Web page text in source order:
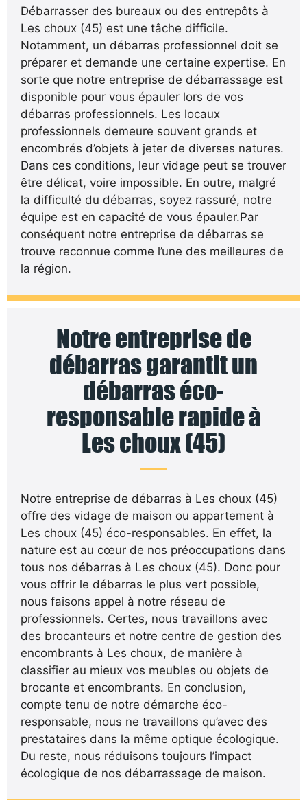
Débarrasser des bureaux ou des entrepôts à
Les choux (45) est une tâche difficile.
Notamment, un débarras professionnel doit se
préparer et demande une certaine expertise. En
sorte que notre entreprise de débarrassage est
disponible pour vous épauler lors de vos
débarras professionnels. Les locaux
professionnels demeure souvent grands et
encombrés d’objets à jeter de diverses natures.
Dans ces conditions, leur vidage peut se trouver
être délicat, voire impossible. En outre, malgré
la difficulté du débarras, soyez rassuré, notre
équipe est en capacité de vous épauler.Par
conséquent notre entreprise de débarras se
trouve reconnue comme l’une des meilleures de
la région.
Notre entreprise de
débarras garantit un
débarras éco-
responsable rapide à
Les choux (45)
Notre entreprise de débarras à Les choux (45)
offre des vidage de maison ou appartement à
Les choux (45) éco-responsables. En effet, la
nature est au cœur de nos préoccupations dans
tous nos débarras à Les choux (45). Donc pour
vous offrir le débarras le plus vert possible,
nous faisons appel à notre réseau de
professionnels. Certes, nous travaillons avec
des brocanteurs et notre centre de gestion des
encombrants à Les choux, de manière à
classifier au mieux vos meubles ou objets de
brocante et encombrants. En conclusion,
compte tenu de notre démarche éco-
responsable, nous ne travaillons qu’avec des
prestataires dans la même optique écologique.
Du reste, nous réduisons toujours l’impact
écologique de nos débarrassage de maison.